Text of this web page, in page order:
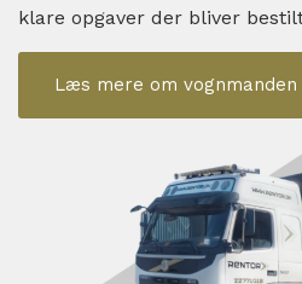
klare opgaver der bliver
Læs mere om vognmanden